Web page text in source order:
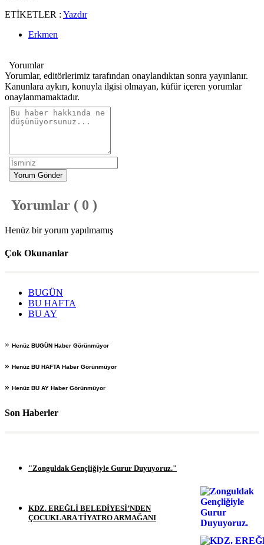
ETİKETLER : Yazdır
Erkmen
Yorumlar
Yorumlar, editörlerimiz tarafından onaylandıktan sonra yayınlanır.
Kanunlara aykırı, konuyla ilgisi olmayan, küfür içeren yorumlar
onaylanmamaktadır.
Yorum Gönder
Yorumlar ( 0 )
Henüz bir yorum yapılmamış
Çok Okunanlar
BUGÜN
BU HAFTA
BU AY
» Henüz BUGÜN Haber Görünmüyor
» Henüz BU HAFTA Haber Görünmüyor
» Henüz BU AY Haber Görünmüyor
Son Haberler
"Zonguldak Gençliğiyle Gurur Duyuyoruz."
KDZ. EREĞLİ BELEDİYESİ’NDEN
ÇOCUKLARA TİYATRO ARMAĞANI